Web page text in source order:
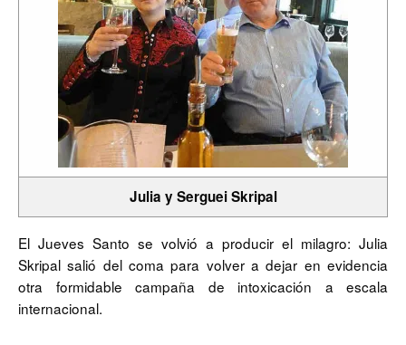
Julia y Serguei Skripal
El Jueves Santo se volvió a producir el milagro: Julia
Skripal salió del coma para volver a dejar en evidencia
otra formidable campaña de intoxicación a escala
internacional.